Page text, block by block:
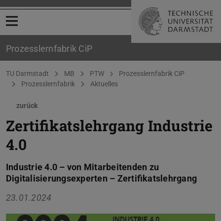
Menü öffnen
Prozesslernfabrik CiP
Sie befinden sich hier:
TU Darmstadt MB PTW
Prozesslernfabrik CiP
Prozesslernfabrik
Aktuelles
zurück
Zertifikatslehrgang Industrie
4.0
Industrie 4.0 – von Mitarbeitenden zu
Digitalisierungsexperten – Zertifikatslehrgang
23.01.2024